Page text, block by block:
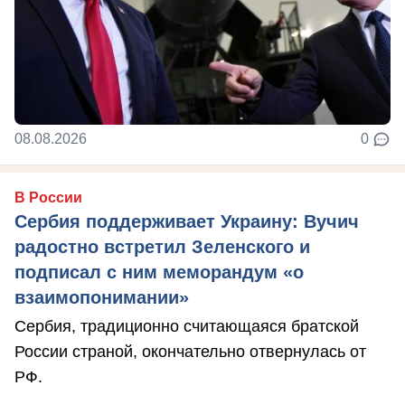
08.08.2026 0
В России
Сербия поддерживает Украину: Вучич
радостно встретил Зеленского и
подписал с ним меморандум «о
взаимопонимании»
Сербия, традиционно считающаяся братской
России страной, окончательно отвернулась от
РФ.